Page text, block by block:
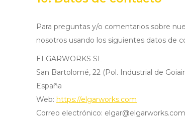
Para preguntas y/o comentarios sobre
nosotros usando los siguientes datos de
ELGARWORKS SL
San Bartolomé, 22 (Pol. Industrial de
España
Web: https://elgarworks.com
Correo electrónico: elgar@elgarworks.com